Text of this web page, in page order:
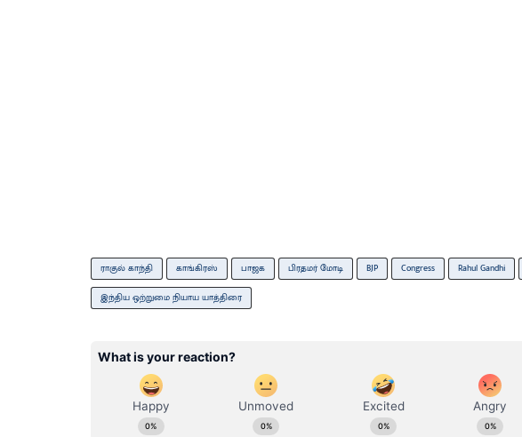
ராகுல் காந்தி காங்கிரஸ் பாஜக பிரதமர் மோடி BJP Congress Rahul Gandhi
இந்திய ஒற்றுமை நியாய யாத்திரை